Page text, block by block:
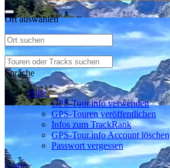
Ort auswählen
Sprache
Hilfe
GPS-Tour.info verwenden
GPS-Touren veröffentlichen
Infos zum TrackRank
GPS-Tour.info Account löschen
Passwort vergessen
Login